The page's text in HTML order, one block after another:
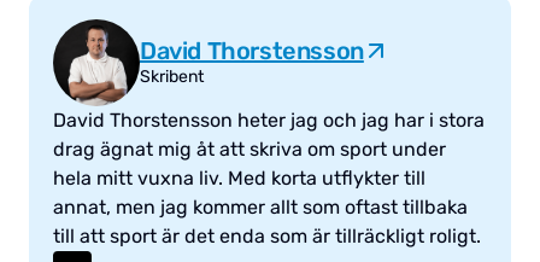
David Thorstensson
Skribent
David Thorstensson heter jag och jag har i stora
drag ägnat mig åt att skriva om sport under
hela mitt vuxna liv. Med korta utflykter till
annat, men jag kommer allt som oftast tillbaka
till att sport är det enda som är tillräckligt roligt.